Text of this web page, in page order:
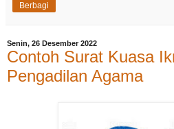
Berbagi
Senin, 26 Desember 2022
Contoh Surat Kuasa
Pengadilan Agama